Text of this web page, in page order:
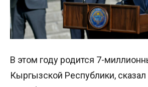
В этом году родится 7-
Кыргызской Республики, сказал